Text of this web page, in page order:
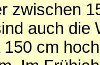
zwischen
auch die
cm